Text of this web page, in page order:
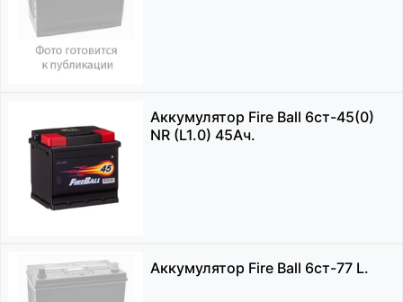
Аккумулятор Fire Ball 6ст-45(0)
NR (L1.0) 45Ач.
Аккумулятор Fire Ball 6ст-77 L.